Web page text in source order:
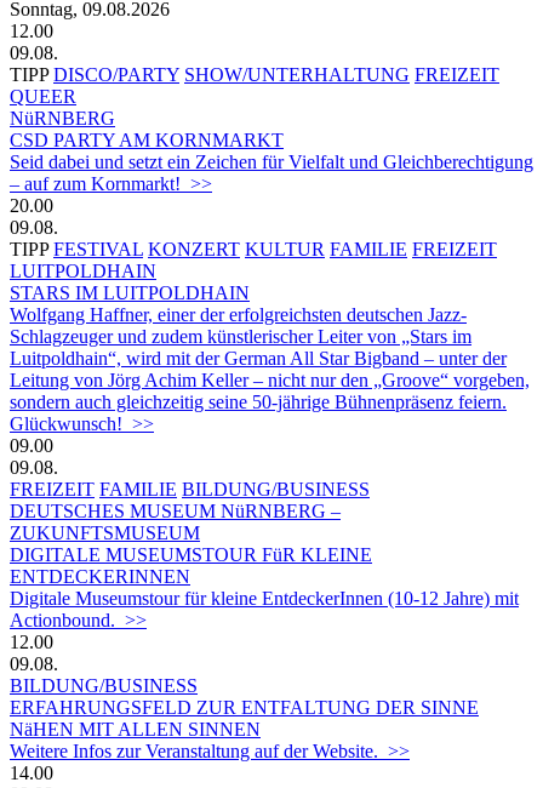
Sonntag, 09.08.2026
12.00
09.08.
TIPP DISCO/PARTY SHOW/UNTERHALTUNG FREIZEIT
QUEER
NüRNBERG
CSD PARTY AM KORNMARKT
Seid dabei und setzt ein Zeichen für Vielfalt und Gleichberechtigung
– auf zum Kornmarkt! >>
20.00
09.08.
TIPP FESTIVAL KONZERT KULTUR FAMILIE FREIZEIT
LUITPOLDHAIN
STARS IM LUITPOLDHAIN
Wolfgang Haffner, einer der erfolgreichsten deutschen Jazz-
Schlagzeuger und zudem künstlerischer Leiter von „Stars im
Luitpoldhain“, wird mit der German All Star Bigband – unter der
Leitung von Jörg Achim Keller – nicht nur den „Groove“ vorgeben,
sondern auch gleichzeitig seine 50-jährige Bühnenpräsenz feiern.
Glückwunsch! >>
09.00
09.08.
FREIZEIT FAMILIE BILDUNG/BUSINESS
DEUTSCHES MUSEUM NüRNBERG –
ZUKUNFTSMUSEUM
DIGITALE MUSEUMSTOUR FüR KLEINE
ENTDECKERINNEN
Digitale Museumstour für kleine EntdeckerInnen (10-12 Jahre) mit
Actionbound. >>
12.00
09.08.
BILDUNG/BUSINESS
ERFAHRUNGSFELD ZUR ENTFALTUNG DER SINNE
NäHEN MIT ALLEN SINNEN
Weitere Infos zur Veranstaltung auf der Website. >>
14.00